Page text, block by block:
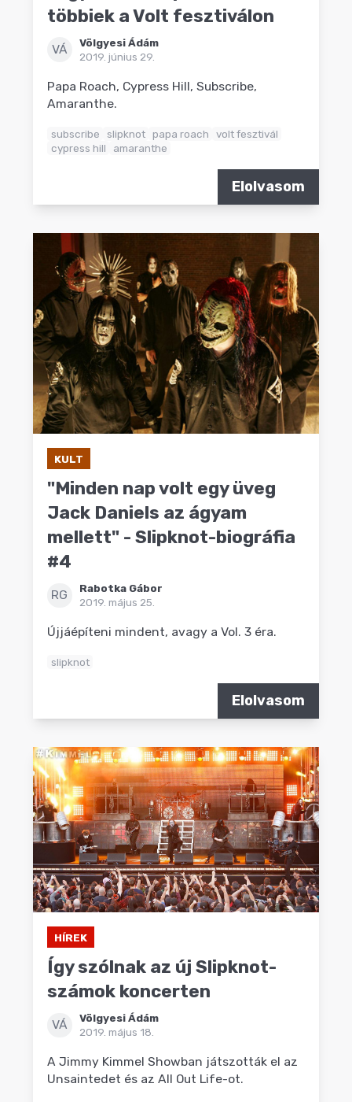
többiek a Volt fesztiválon
VÁ
Völgyesi Ádám
2019. június 29.
Papa Roach, Cypress Hill, Subscribe,
Amaranthe.
subscribe slipknot papa roach
volt fesztivál
cypress hill
amaranthe
Elolvasom
KULT
"Minden nap volt egy üveg
Jack Daniels az ágyam
mellett" - Slipknot-biográfia
#4
RG
Rabotka Gábor
2019. május 25.
Újjáépíteni mindent, avagy a Vol. 3 éra.
slipknot
Elolvasom
HÍREK
Így szólnak az új Slipknot-
számok koncerten
VÁ
Völgyesi Ádám
2019. május 18.
A Jimmy Kimmel Showban játszották el az
Unsaintedet és az All Out Life-ot.